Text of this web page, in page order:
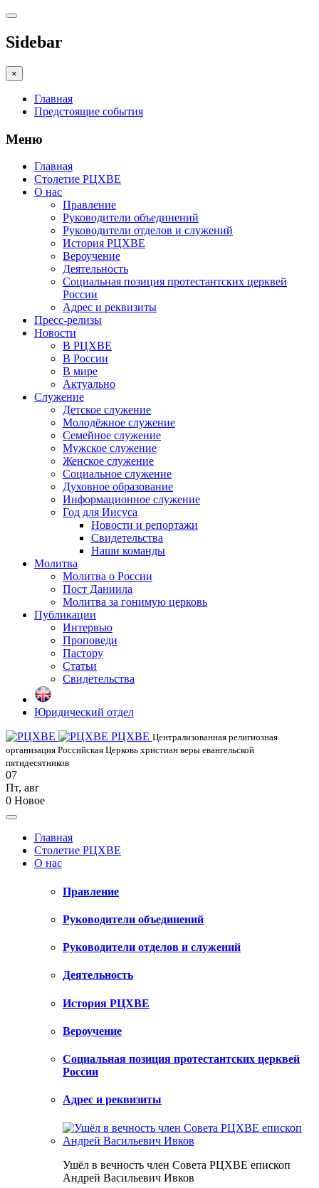
Sidebar
×
Главная
Предстоящие события
Меню
Главная
Столетие РЦХВЕ
О нас
Правление
Руководители объединений
Руководители отделов и служений
История РЦХВЕ
Вероучение
Деятельность
Социальная позиция протестантских церквей
России
Адрес и реквизиты
Пресс-релизы
Новости
В РЦХВЕ
В России
В мире
Актуально
Служение
Детское служение
Молодёжное служение
Семейное служение
Мужское служение
Женское служение
Социальное служение
Духовное образование
Информационное служение
Год для Иисуса
Новости и репортажи
Свидетельства
Наши команды
Молитва
Молитва о России
Пост Даниила
Молитва за гонимую церковь
Публикации
Интервью
Проповеди
Пастору
Статьи
Свидетельства
Юридический отдел
РЦХВЕ Централизованная религиозная
организация Российская Церковь христиан веры евангельской
пятидесятников
07
Пт, авг
0 Новое
Главная
Столетие РЦХВЕ
О нас
Правление
Руководители объединений
Руководители отделов и служений
Деятельность
История РЦХВЕ
Вероучение
Социальная позиция протестантских церквей
России
Адрес и реквизиты
Ушёл в вечность член Совета РЦХВЕ епископ
Андрей Васильевич Ивков